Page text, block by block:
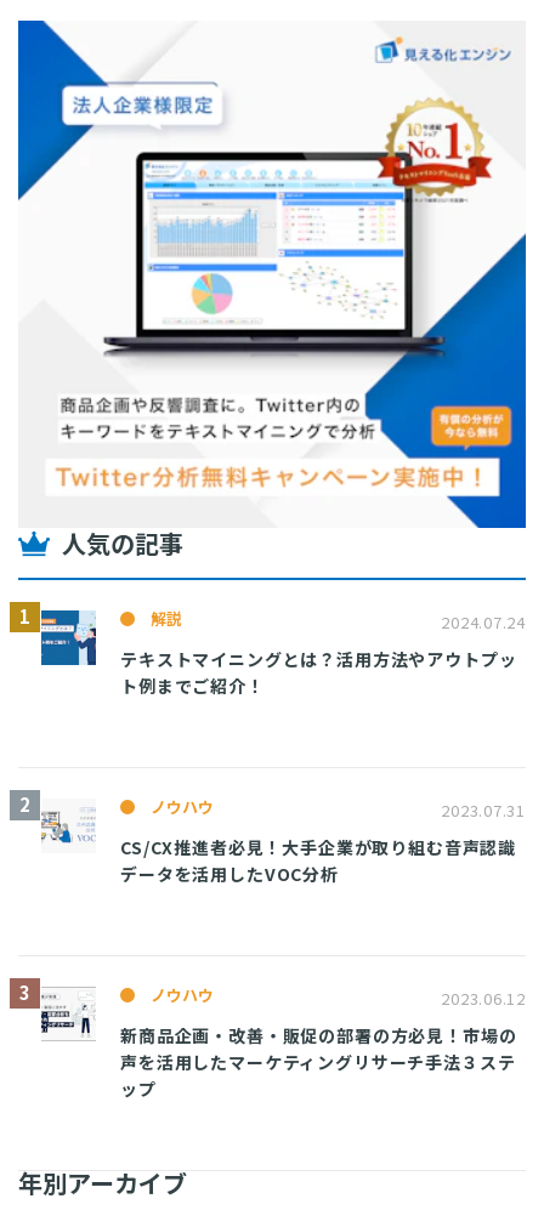
人気の記事
解説 2024.07.24
テキストマイニングとは？活用方法やアウトプッ
ト例までご紹介！
ノウハウ 2023.07.31
CS/CX推進者必見！大手企業が取り組む音声認識
データを活用したVOC分析
ノウハウ 2023.06.12
新商品企画・改善・販促の部署の方必見！市場の
声を活用したマーケティングリサーチ手法３ステ
ップ
年別アーカイブ